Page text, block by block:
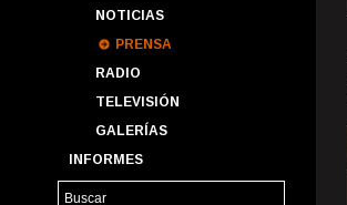
NOTICIAS
PRENSA
RADIO
TELEVISIÓN
GALERÍAS
INFORMES